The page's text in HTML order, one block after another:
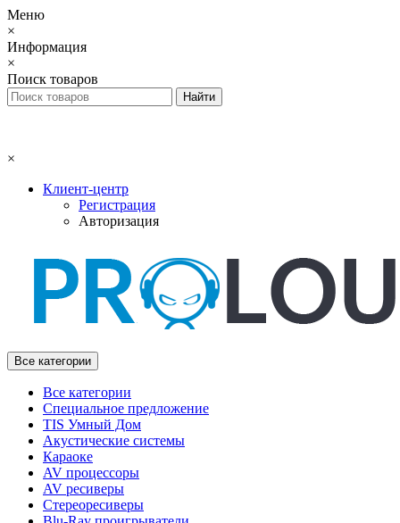
Меню
×
Информация
×
Поиск товаров
×
Клиент-центр
Регистрация
Авторизация
Все категории
Все категории
Специальное предложение
TIS Умный Дом
Акустические системы
Караоке
AV процессоры
AV ресиверы
Стереоресиверы